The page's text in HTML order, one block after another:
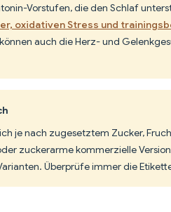
Vorstufen, die den Schlaf
oxidativen Stress und
auch die Herz- und
je nach zugesetztem Zucker,
zuckerarme kommerzielle
Überprüfe immer die